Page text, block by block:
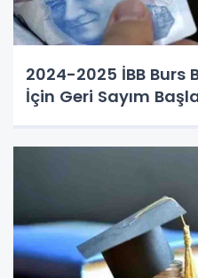
2024-2025 İBB Burs
İçin Geri Sayım